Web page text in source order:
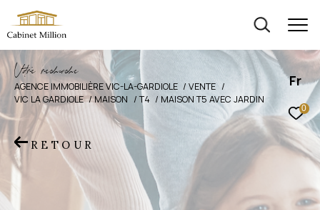
Fr
0
Vore recece
AGENCE IMMOBILIÈRE VIC-LA-GARDIOLE
VENTE
VIC LA GARDIOLE
MAISON T4 MAISON T5 AVEC JARDIN
RETOUR